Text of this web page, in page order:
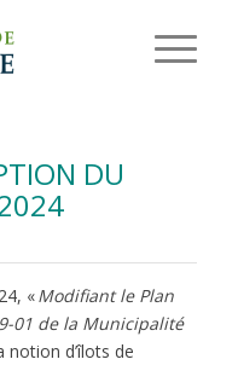
DU
«Modifiant le Plan
01 de la Municipalité
notion d’îlots de